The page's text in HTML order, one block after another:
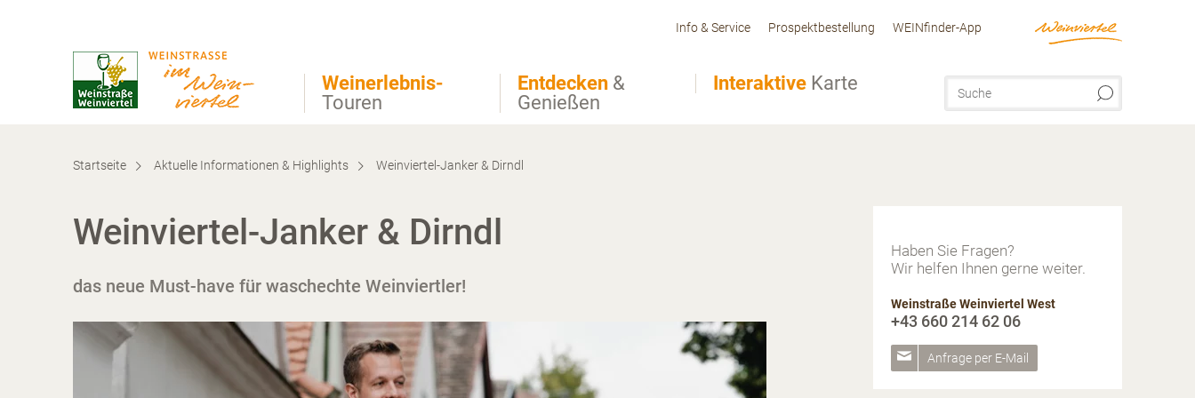
Weinerlebnis-
Touren
Entdecken &
Genießen
Interaktive Karte
Info & Service Prospektbestellung WEINfinder-App
Startseite Aktuelle Informationen & Highlights Weinviertel-Janker & Dirndl
Weinviertel-Janker & Dirndl
das neue Must-have für waschechte Weinviertler!
Haben Sie Fragen?
Wir helfen Ihnen gerne weiter.
Weinstraße Weinviertel West
+43 660 214 62 06
Anfrage per E-Mail